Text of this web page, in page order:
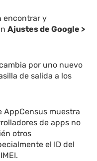
encontrar y
Ajustes de Google >
por uno nuevo
de salida a los
AppCensus muestra
de apps no
otros
el ID del